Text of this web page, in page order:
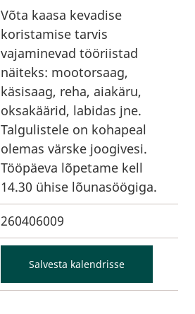
Võta kaasa kevadise
koristamise tarvis
vajaminevad tööriistad
näiteks: mootorsaag,
käsisaag, reha, aiakäru,
oksakäärid, labidas jne.
Talgulistele on kohapeal
olemas värske joogivesi.
Tööpäeva lõpetame kell
14.30 ühise lõunasöögiga.
260406009
Salvesta kalendrisse